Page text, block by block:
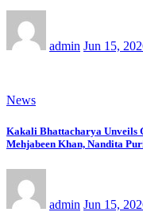
admin Jun 15,
News
Kakali Bhattacharya Unveils
Mehjabeen Khan, Nandita
admin Jun 15,